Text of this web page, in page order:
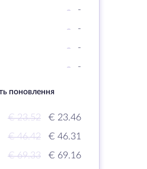
-
-
-
-
-
-
- -
поновлення
€ 23.52
€ 23.46
€ 46.42
€ 46.31
€ 69.33
€ 69.16